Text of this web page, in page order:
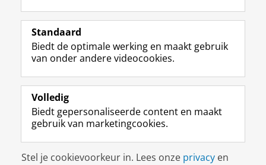
Volg de RUG
F
a
e
b
o
p
a
i
n
L
i
k
e
I
-
p
g
i
R
S
-
f
e
R
k
s
I
n
t
r
m
c
c
Y
o
T
e
k
a
a
Studiekiezers
Alumni
Over ons
Disclaimer & Copyright
Standaard
Biedt de optimale werking en maakt gebruik
van onder andere videocookies.
Volledig
Biedt gepersonaliseerde content en maakt
gebruik van marketingcookies.
Stel je cookievoorkeur in. Lees onze privacy en